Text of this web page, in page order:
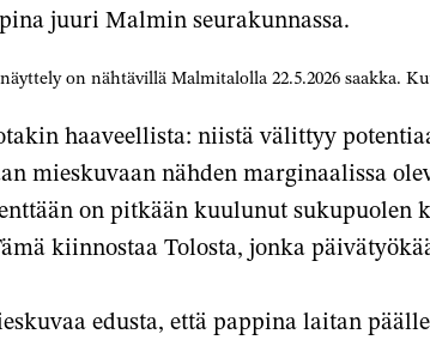
juuri Malmin seurakunnassa.
on nähtävillä Malmitalolla 22.5.2026 saakka.
haaveellista: niistä välittyy
mieskuvaan nähden marginaalissa
on pitkään kuulunut sukupuolen
kiinnostaa Tolosta, jonka
edusta, että pappina laitan